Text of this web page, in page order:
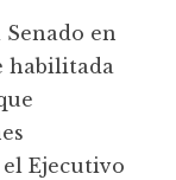
en
habilitada
Ejecutivo